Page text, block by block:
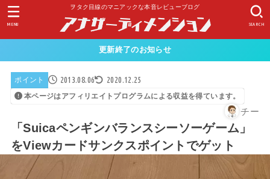
ヲタク目線のマニアックな本音レビューブログ
SEARCH
MENU
更新終了のお知らせ
ポイント 2013.08.06 2020.12.25
本ページはアフィリエイトプログラムによる収益を得ています。
チー
「Suicaペンギンバランスシーソーゲーム」
をViewカードサンクスポイントでゲット